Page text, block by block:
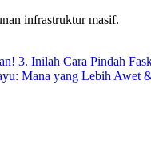
infrastruktur masif.
3. Inilah Cara Pindah
Mana yang Lebih Awet